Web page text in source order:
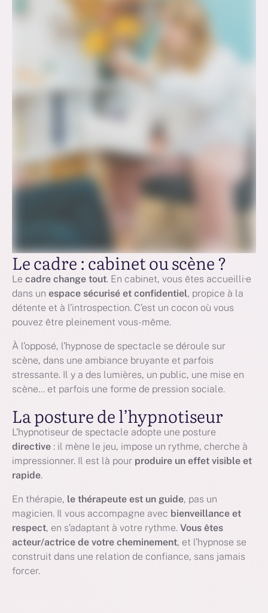
Le cadre : cabinet ou scène ?
Le cadre change tout. En cabinet, vous êtes accueilli·e
dans un espace sécurisé et confidentiel, propice à la
détente et à l’introspection. C’est un cocon où vous
pouvez être pleinement vous-même.
À l’opposé, l’hypnose de spectacle se déroule sur
scène, dans une ambiance bruyante et parfois
stressante. Il y a des lumières, un public, une mise en
scène… et parfois une forme de pression sociale.
La posture de l’hypnotiseur
L’hypnotiseur de spectacle adopte une posture
directive : il mène le jeu, impose un rythme, cherche à
impressionner. Il est là pour produire un effet visible et
rapide.
En thérapie, le thérapeute est un guide, pas un
magicien. Il vous accompagne avec bienveillance et
respect, en s’adaptant à votre rythme. Vous êtes
acteur/actrice de votre cheminement, et l’hypnose se
construit dans une relation de confiance, sans jamais
forcer.